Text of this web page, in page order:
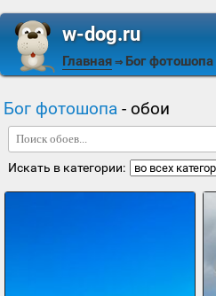
w-dog.ru
Главная ⇒ Бог фотошопа
Бог фотошопа - обои
Искать в категории: